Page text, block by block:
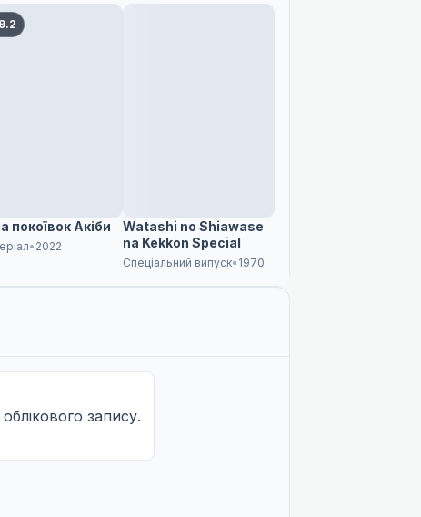
покоївок Акіби
• 2022
Watashi no Shiawase
na Kekkon Special
Спеціальний випуск• 1970
запису.